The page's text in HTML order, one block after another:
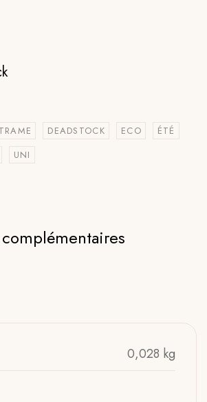
DEADSTOCK ECO
ÉTÉ
UNI
0,028 kg